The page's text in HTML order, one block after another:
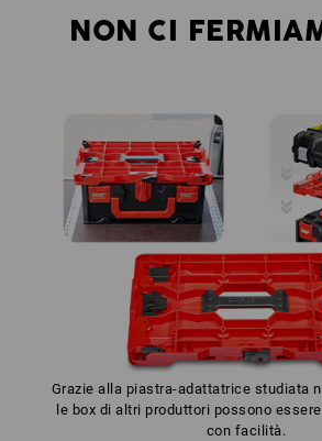
NON CI
Grazie alla piastra-adattatrice studiata
le box di altri produttori possono
con facilità.